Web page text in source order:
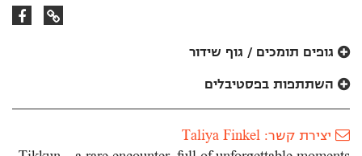
קישורקישור
גופים תומכים / גוף שידור
השתתפות בפסטיבלים
יצירת קשר: Taliya Finkel